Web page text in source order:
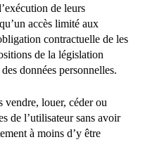
de leurs
accès limité aux
contractuelle de les
de la législation
données personnelles.
vendre, louer, céder ou
de l’utilisateur sans avoir
à moins d’y être